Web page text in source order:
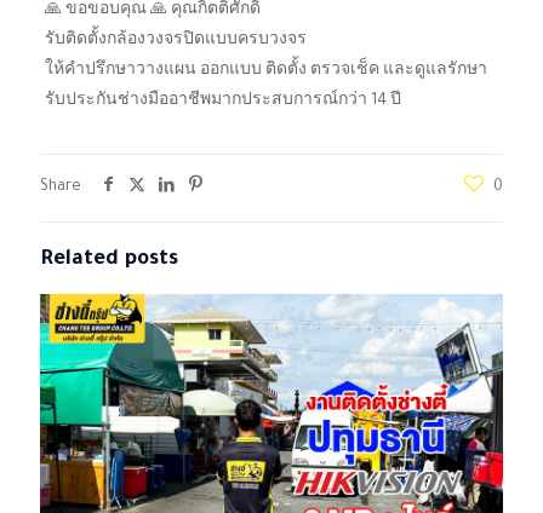
🙏 ขอขอบคุณ 🙏 คุณกิตติศักดิ์
รับติดตั้งกล้องวงจรปิดแบบครบวงจร
ให้คำปรึกษาวางแผน ออกแบบ ติดตั้ง ตรวจเช็ค และดูแลรักษา
รับประกันช่างมืออาชีพมากประสบการณ์กว่า 14 ปี
Share 0
Related posts